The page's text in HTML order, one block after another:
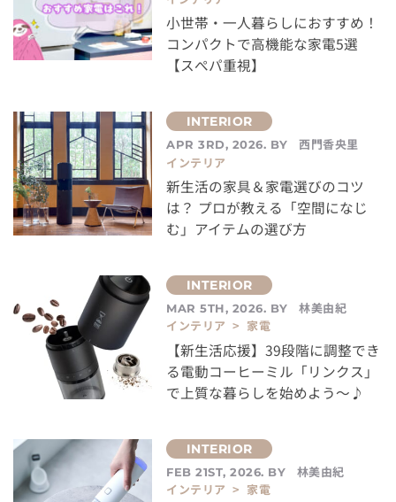
小世帯・一人暮らしにおすすめ！
コンパクトで高機能な家電5選
【スぺパ重視】
APR 3RD, 2026. BY
西門香央里
インテリア
新生活の家具＆家電選びのコツ
は？ プロが教える「空間になじ
む」アイテムの選び方
MAR 5TH, 2026. BY
林美由紀
インテリア > 家電
【新生活応援】39段階に調整でき
る電動コーヒーミル「リンクス」
で上質な暮らしを始めよう～♪
FEB 21ST, 2026. BY
林美由紀
インテリア > 家電